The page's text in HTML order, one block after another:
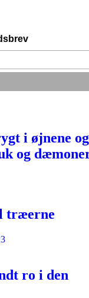
i øjnene og
og
træerne
ro i den